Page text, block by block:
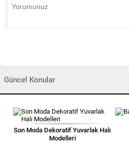
Güncel Konular
Son Moda Dekoratif Yuvarlak Halı
Modelleri